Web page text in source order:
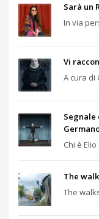
Sarà un
In via
Vi
A cura di
Segnale
Chi è
The
The